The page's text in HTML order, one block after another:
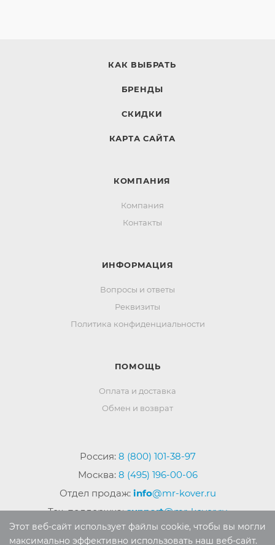
КАК ВЫБРАТЬ
БРЕНДЫ
СКИДКИ
КАРТА САЙТА
КОМПАНИЯ
Компания
Контакты
ИНФОРМАЦИЯ
Вопросы и ответы
Реквизиты
Политика конфиденциальности
ПОМОЩЬ
Оплата и доставка
Обмен и возврат
Россия: 8 (800) 101-38-97
Москва: 8 (495) 196-00-06
Отдел продаж: info@mr-kover.ru
Тех. поддержка:support@mr-kover.ru
Этот веб-сайт использует файлы cookie, чтобы вы могли
максимально эффективно использовать наш веб-сайт.